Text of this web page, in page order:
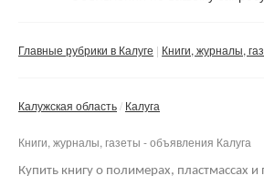
Частные
Применить
Главные рубрики в Калуге Книги, журналы,
Калужская область Калуга
Книги, журналы, газеты - объявления Калуга
Купить книгу о полимерах, пластмассах и